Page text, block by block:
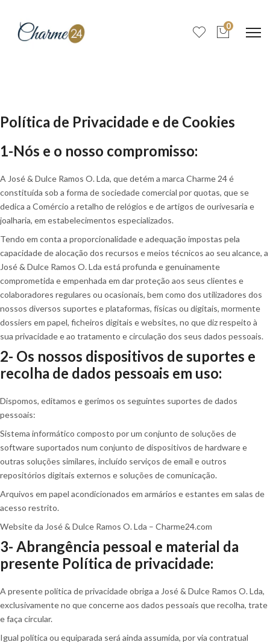
0
Política de Privacidade e de Cookies
1-Nós e o nosso compromisso:
A José & Dulce Ramos O. Lda, que detém a marca Charme 24 é
constituída sob a forma de sociedade comercial por quotas, que se
dedica a Comércio a retalho de relógios e de artigos de ourivesaria e
joalharia, em estabelecimentos especializados.
Tendo em conta a proporcionalidade e adequação impostas pela
capacidade de alocação dos recursos e meios técnicos ao seu alcance, a
José & Dulce Ramos O. Lda está profunda e genuinamente
comprometida e empenhada em dar proteção aos seus clientes e
colaboradores regulares ou ocasionais, bem como dos utilizadores dos
nossos diversos suportes e plataformas, físicas ou digitais, mormente
dossiers em papel, ficheiros digitais e websites, no que diz respeito à
sua privacidade e ao tratamento e circulação dos seus dados pessoais.
2- Os nossos dispositivos de suportes e
recolha de dados pessoais em uso:
Dispomos, editamos e gerimos os seguintes suportes de dados
pessoais:
Sistema informático composto por um conjunto de soluções de
software suportados num conjunto de dispositivos de hardware e
outras soluções similares, incluído serviços de email e outros
repositórios digitais externos e soluções de comunicação.
Arquivos em papel acondicionados em armários e estantes em salas de
acesso restrito.
Website da José & Dulce Ramos O. Lda – Charme24.com
3- Abrangência pessoal e material da
presente Política de privacidade:
A presente política de privacidade obriga a José & Dulce Ramos O. Lda,
exclusivamente no que concerne aos dados pessoais que recolha, trate
e faça circular.
Igual política ou equiparada será ainda assumida, por via contratual